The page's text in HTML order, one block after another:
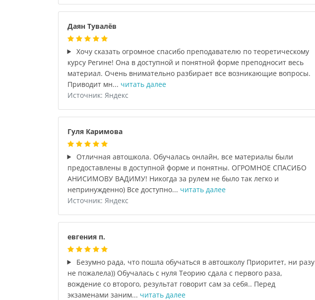
Даян Тувалёв
Хочу сказать огромное спасибо преподавателю по теоретическому
курсу Регине! Она в доступной и понятной форме преподносит весь
материал. Очень внимательно разбирает все возникающие вопросы.
Приводит мн... читать далее
Источник: Яндекс
Гуля Каримова
Отличная автошкола. Обучалась онлайн, все материалы были
предоставлены в доступной форме и понятны. ОГРОМНОЕ СПАСИБО
АНИСИМОВУ ВАДИМУ! Никогда за рулем не было так легко и
непринужденно) Все доступно... читать далее
Источник: Яндекс
евгения п.
Безумно рада, что пошла обучаться в автошколу Приоритет, ни разу
не пожалела)) Обучалась с нуля Теорию сдала с первого раза,
вождение со второго, результат говорит сам за себя.. Перед
экзаменами заним... читать далее